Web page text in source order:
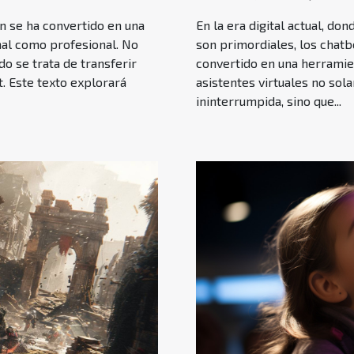
se ha convertido en una
como profesional. No
se trata de transferir
Este texto explorará
En la era digital actual,
son primordiales, los
convertido en una
asistentes virtuales no
ininterrumpida, sino que...